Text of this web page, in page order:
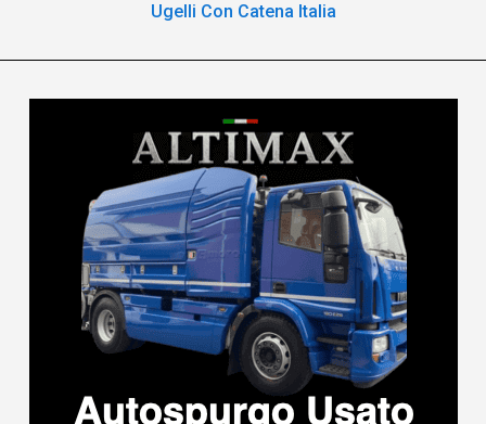
Ugelli Con Catena Italia